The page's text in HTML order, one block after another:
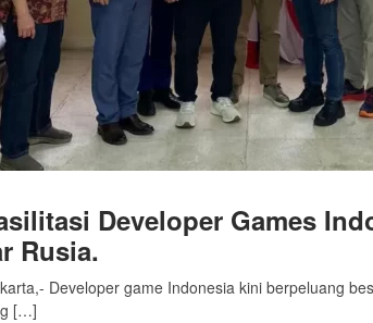
Developer Games
Rusia.
Developer game Indonesia kini berpeluang
[…]